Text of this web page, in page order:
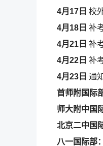
4月17日 校
4月18日 补
4月21日 补
4月22日 补
4月23日 通
首师附国际
师大附中国
北京二中国
八一国际部：